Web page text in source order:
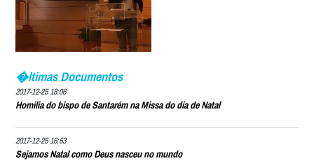
�ltimas Documentos
2017-12-25 18:06
Homilia do bispo de Santarém na Missa do dia de Natal
2017-12-25 16:53
Sejamos Natal como Deus nasceu no mundo